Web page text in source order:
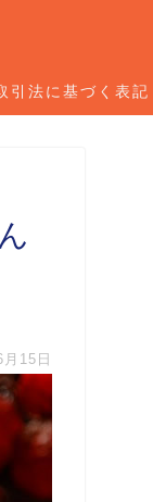
引法に基づく表記
15日